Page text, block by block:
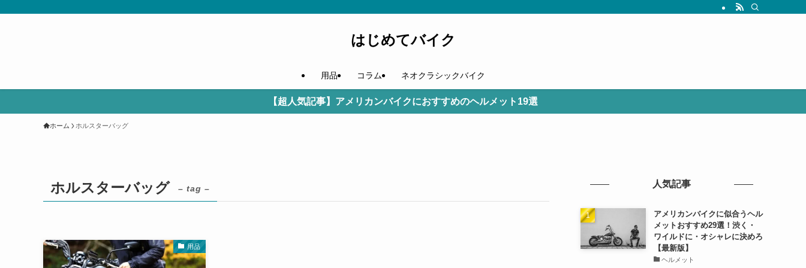
はじめてバイク
用品 コラム ネオクラシックバイク
【超人気記事】アメリカンバイクにおすすめのヘルメット19選
ホーム ホルスターバッグ
ホルスターバッグ – tag –
用品
人気記事
アメリカンバイクに似合うヘル
メットおすすめ29選！渋く・
ワイルドに・オシャレに決めろ
【最新版】
ヘルメット